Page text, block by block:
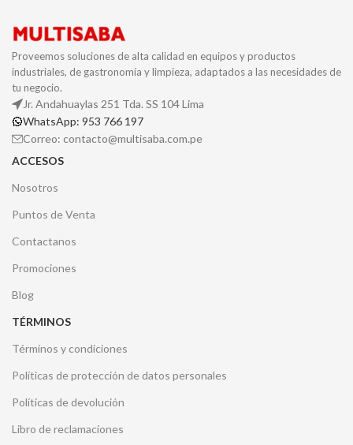
Proveemos soluciones de alta calidad en equipos y productos
industriales, de gastronomía y limpieza, adaptados a las necesidades de
tu negocio.
Jr. Andahuaylas 251 Tda. SS 104 Lima
WhatsApp: 953 766 197
Correo: contacto@multisaba.com.pe
ACCESOS
Nosotros
Puntos de Venta
Contactanos
Promociones
Blog
TÉRMINOS
Términos y condiciones
Políticas de protección de datos personales
Políticas de devolución
Libro de reclamaciones